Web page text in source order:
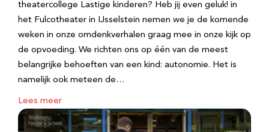
theatercollege Lastige kinderen? Heb jij even geluk! in
het Fulcotheater in IJsselstein nemen we je de komende
weken in onze omdenkverhalen graag mee in onze kijk op
de opvoeding. We richten ons op één van de meest
belangrijke behoeften van een kind: autonomie. Het is
namelijk ook meteen de…
Lees meer